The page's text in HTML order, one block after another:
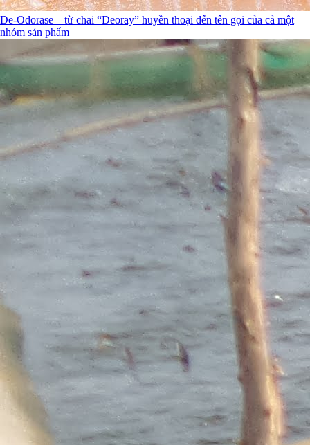
De-Odorase – từ chai “Deoray” huyền thoại đến tên gọi của cả một
nhóm sản phẩm